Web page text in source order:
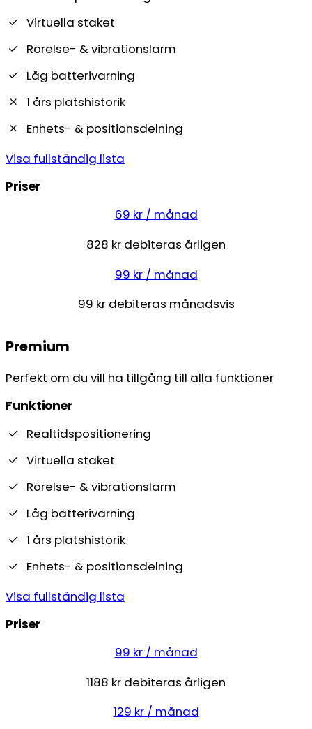
Virtuella staket
Rörelse- & vibrationslarm
Låg batterivarning
1 års platshistorik
Enhets- & positionsdelning
Visa fullständig lista
Priser
69 kr / månad
828 kr debiteras årligen
99 kr / månad
99 kr debiteras månadsvis
Premium
Perfekt om du vill ha tillgång till alla funktioner
Funktioner
Realtidspositionering
Virtuella staket
Rörelse- & vibrationslarm
Låg batterivarning
1 års platshistorik
Enhets- & positionsdelning
Visa fullständig lista
Priser
99 kr / månad
1188 kr debiteras årligen
129 kr / månad